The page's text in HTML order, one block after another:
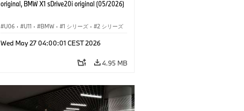
original, BMW X1 sDrive20i original (05/2026)
U06 · U11 · BMW · 1 シリーズ ·
2 シリーズ
Wed May 27 04:00:01 CEST 2026
4.95 MB